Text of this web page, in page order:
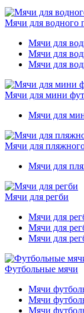
Мячи для водного
Мячи для
Мячи для
Мячи для
Мячи для мини
Мячи для
Мячи для
Мячи для
Мячи для регби
Мячи для
Мячи для
Мячи для
Футбольные мячи
Мячи
Мячи
Мячи